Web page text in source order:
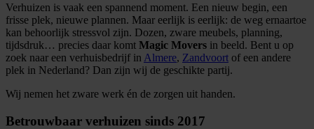
Verhuizen is vaak een spannend moment. Een nieuw begin, een
frisse plek, nieuwe plannen. Maar eerlijk is eerlijk: de weg ernaartoe
kan behoorlijk stressvol zijn. Dozen, zware meubels, planning,
tijdsdruk… precies daar komt Magic Movers in beeld. Bent u op
zoek naar een verhuisbedrijf in Almere, Zandvoort of een andere
plek in Nederland? Dan zijn wij de geschikte partij.
Wij nemen het zware werk én de zorgen uit handen.
Betrouwbaar verhuizen sinds 2017